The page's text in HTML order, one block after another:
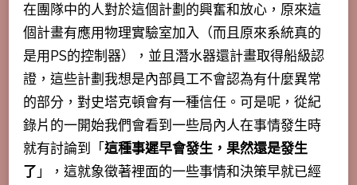
在團隊中的人對於這個計劃的興奮和放心，原來這
個計畫有應用物理實驗室加入（而且原來系統真的
是用PS的控制器），並且潛水器還計畫取得船級認
證，這些計劃我想是內部員工不會認為有什麼異常
的部分，對史塔克頓會有一種信任。可是呢，從紀
錄片的一開始我們會看到一些局內人在事情發生時
就有討論到「這種事遲早會發生，果然還是發生
了」，這就象徵著裡面的一些事情和決策早就已經